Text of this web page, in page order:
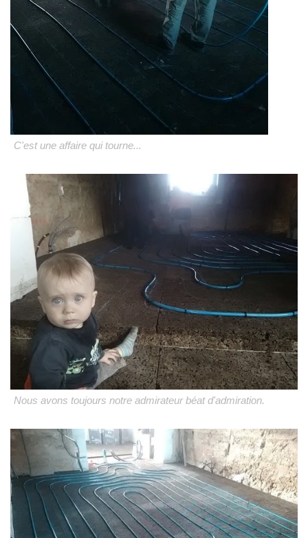
C'est une affaire qui tourne...
Nous avons toujours notre admirateur béat d'admiration.